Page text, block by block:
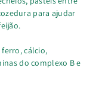
para ajudar
cálcio,
do complexo B e